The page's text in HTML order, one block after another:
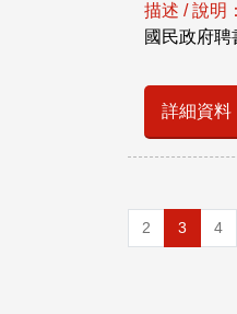
描述 / 說明：
國民政府聘
詳細資料
2 3 4